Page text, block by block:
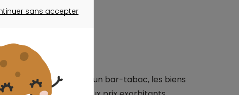
commerce, à savoir un bar-tabac, les biens
sans accepter